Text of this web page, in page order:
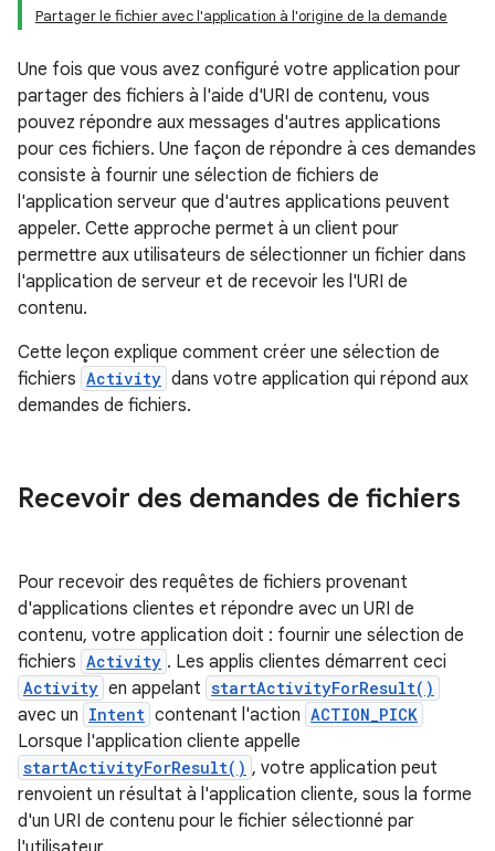
Partager le fichier avec l'application à l'origine de la demande
Une fois que vous avez configuré votre application pour
partager des fichiers à l'aide d'URI de contenu, vous
pouvez répondre aux messages d'autres applications
pour ces fichiers. Une façon de répondre à ces demandes
consiste à fournir une sélection de fichiers de
l'application serveur que d'autres applications peuvent
appeler. Cette approche permet à un client pour
permettre aux utilisateurs de sélectionner un fichier dans
l'application de serveur et de recevoir les l'URI de
contenu.
Cette leçon explique comment créer une sélection de
fichiers Activity dans votre application qui répond aux
demandes de fichiers.
Recevoir des demandes de fichiers
Pour recevoir des requêtes de fichiers provenant
d'applications clientes et répondre avec un URI de
contenu, votre application doit : fournir une sélection de
fichiers Activity . Les applis clientes démarrent ceci
Activity en appelant startActivityForResult()
avec un Intent contenant l'action ACTION_PICK
Lorsque l'application cliente appelle
startActivityForResult() , votre application peut
renvoient un résultat à l'application cliente, sous la forme
d'un URI de contenu pour le fichier sélectionné par